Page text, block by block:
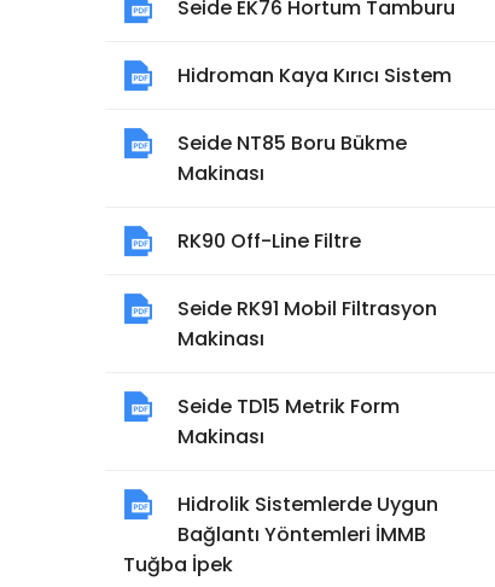
Seide EK76 Hortum Tamburu
Hidroman Kaya Kırıcı Sistem
Seide NT85 Boru Bükme
Makinası
RK90 Off-Line Filtre
Seide RK91 Mobil Filtrasyon
Makinası
Seide TD15 Metrik Form
Makinası
Hidrolik Sistemlerde Uygun
Bağlantı Yöntemleri İMMB
Tuğba İpek